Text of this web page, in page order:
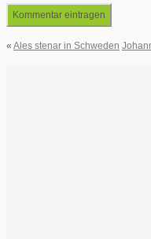
« Ales stenar in Schweden